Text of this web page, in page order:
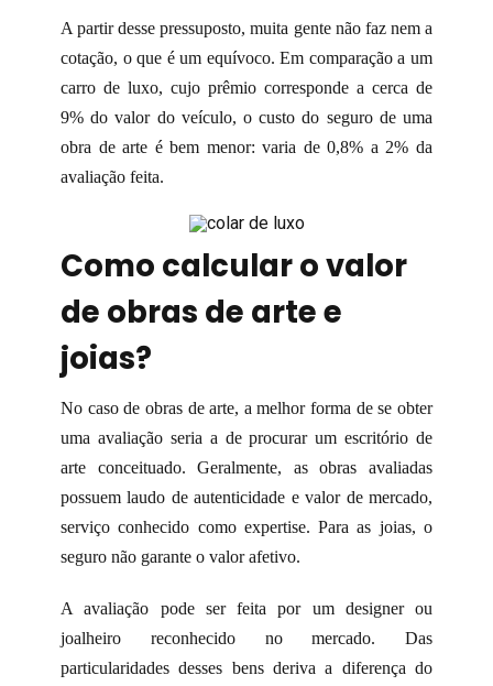
A partir desse pressuposto, muita gente não faz nem a
cotação, o que é um equívoco. Em comparação a um
carro de luxo, cujo prêmio corresponde a cerca de
9% do valor do veículo, o custo do seguro de uma
obra de arte é bem menor: varia de 0,8% a 2% da
avaliação feita.
Como calcular o valor
de obras de arte e
joias?
No caso de obras de arte, a melhor forma de se obter
uma avaliação seria a de procurar um escritório de
arte conceituado. Geralmente, as obras avaliadas
possuem laudo de autenticidade e valor de mercado,
serviço conhecido como expertise. Para as joias, o
seguro não garante o valor afetivo.
A avaliação pode ser feita por um designer ou
joalheiro reconhecido no mercado. Das
particularidades desses bens deriva a diferença do